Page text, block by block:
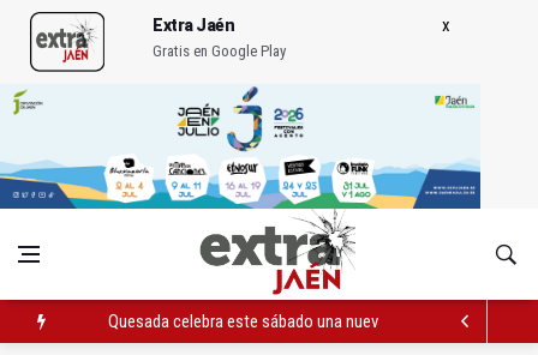
Extra Jaén
Gratis en Google Play
Quesada celebra este sábado una nueva jornada de Orgullo
La Junta amplia la alerta por listeria en Granada, Jaén y Sevilla